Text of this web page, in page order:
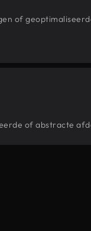
of
of abstracte